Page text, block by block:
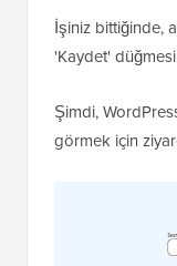
İşiniz bittiğinde,
'Kaydet'
Şimdi,
görmek için